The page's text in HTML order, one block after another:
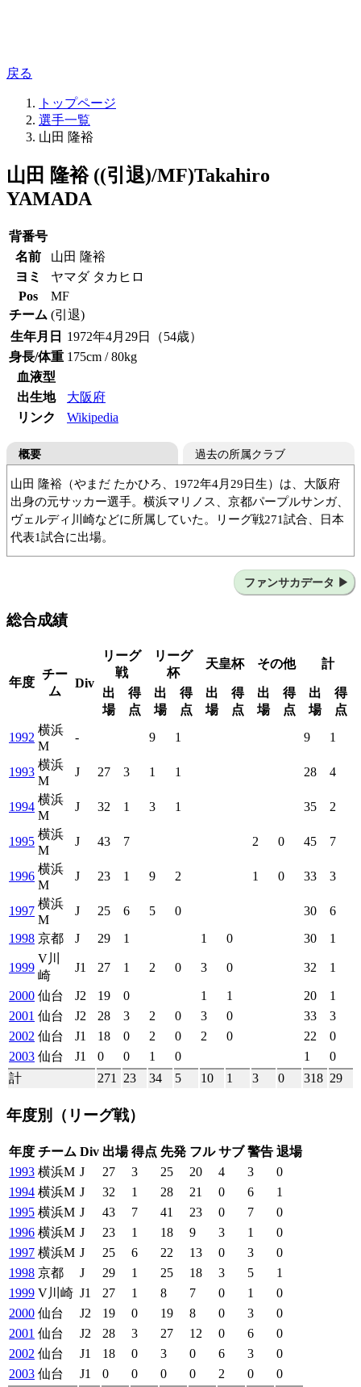
戻る
トップページ
選手一覧
山田 隆裕
山田 隆裕 ((引退)/MF)Takahiro
YAMADA
背番号
名前
山田 隆裕
ヨミ
ヤマダ タカヒロ
Pos
MF
チーム (引退)
生年月日
1972年4月29日（54歳）
身長/体重 175cm / 80kg
血液型
出生地
大阪府
リンク
Wikipedia
概要
山田 隆裕（やまだ たかひろ、1972年4月29日生）は、大阪府
出身の元サッカー選手。横浜マリノス、京都パープルサンガ、
ヴェルディ川崎などに所属していた。リーグ戦271試合、日本
代表1試合に出場。
過去の所属クラブ
ベガルタ仙台
ファンサカデータ
総合成績
年度
チー
ム
Div
リーグ
戦
リーグ
杯
天皇杯 その他 計
出
場
得
点
出
場
得
点
出
場
得
点
出
場
得
点
出
場
得
点
1992
横浜
M
- 9 1 9 1
1993
横浜
M
J 27 3 1 1 28 4
1994
横浜
M
J 32 1 3 1 35 2
1995
横浜
M
J 43 7 2 0 45 7
1996
横浜
M
J 23 1 9 2 1 0 33 3
1997
横浜
M
J 25 6 5 0 30
6
1998 京都 J 29 1 1 0 30 1
1999
V川
崎
J1 27 1 2 0 3 0 32 1
2000 仙台 J2 19 0 1 1 20
1
2001 仙台 J2 28 3 2 0 3 0 33
3
2002 仙台 J1 18 0 2 0 2 0 22
0
2003 仙台 J1 0 0 1 0 1
0
計
271 23 34 5 10 1 3 0 318 29
年度別 （リーグ戦）
年度 チーム Div 出場 得点 先発 フル サブ 警告 退場
1993 横浜M J 27 3 25 20 4 3
0
1994 横浜M J 32 1 28 21 0 6
1
1995 横浜M J 43 7 41 23 0 7
0
1996 横浜M J 23 1 18 9 3 1
0
1997 横浜M J 25 6 22 13 0 3
0
1998 京都 J 29 1 25 18 3 5
1
1999 V川崎 J1 27 1 8 7 0 1
0
2000 仙台 J2 19 0 19 8 0 3
0
2001 仙台 J2 28 3 27 12 0 6
0
2002 仙台 J1 18 0 3 0 6 3
0
2003 仙台 J1 0 0 0 0 2 0
0